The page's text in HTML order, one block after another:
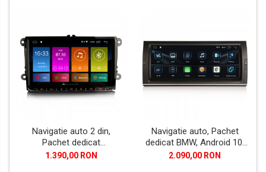
Navigatie auto 2 din,
Pachet dedicat
VW/SEAT/SKODA, Android
1.390,00 RON
Navigatie auto, Pachet
dedicat BMW, Android 10,
GPS, WIFI,DAB+, 2GB RAM,
2.090,00 RON